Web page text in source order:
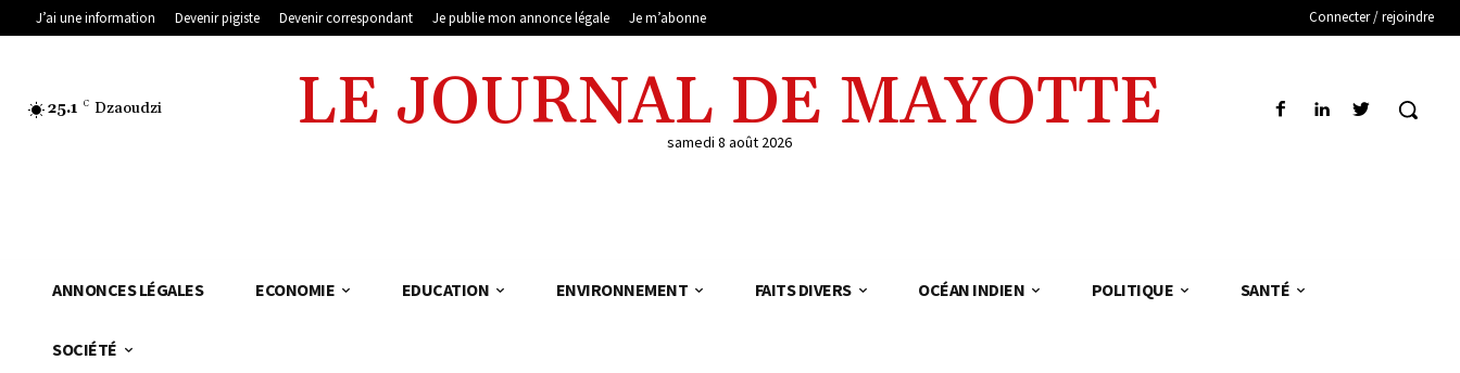
J’ai une information Devenir pigiste Devenir correspondant Je publie mon annonce légale Je m’abonne Connecter / rejoindre
25.1 C Dzaoudzi LE JOURNAL DE MAYOTTE
samedi 8 août 2026
ANNONCES LÉGALES ECONOMIE EDUCATION ENVIRONNEMENT FAITS DIVERS OCÉAN INDIEN POLITIQUE SANTÉ
SOCIÉTÉ